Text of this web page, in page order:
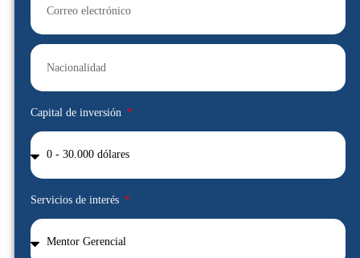
Capital de inversión
Servicios de interés